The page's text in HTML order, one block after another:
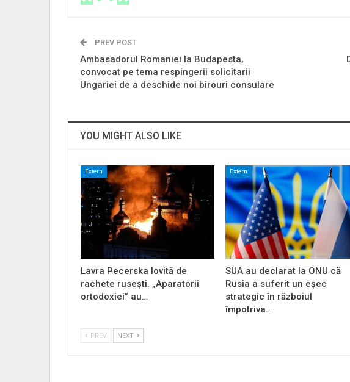
PREV POST
Ambasadorul Romaniei la Budapesta,
convocat pe tema respingerii solicitarii
Ungariei de a deschide noi birouri consulare
YOU MIGHT ALSO LIKE
Extern
Lavra Pecerska lovită de
rachete rusești. „Aparatorii
ortodoxiei” au…
Extern
SUA au declarat la ONU că
Rusia a suferit un eșec
strategic în războiul
împotriva…
PREV NEXT